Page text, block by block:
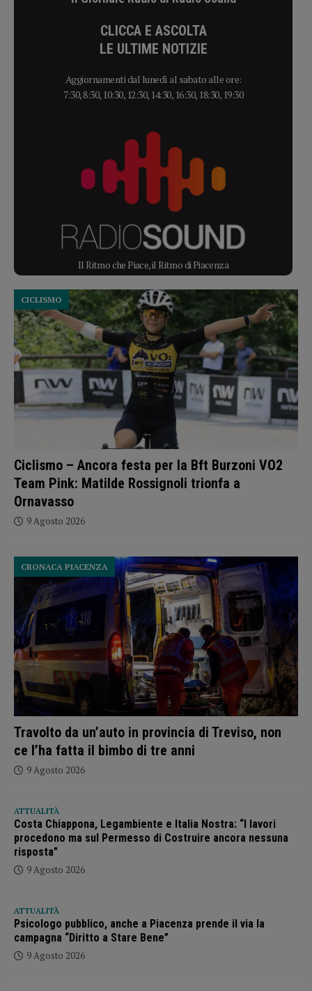
CLICCA E ASCOLTA
LE ULTIME NOTIZIE
Aggiornamenti dal lunedì al sabato alle ore:
7:30, 8:30, 10:30, 12:30, 14:30, 16:30, 18:30, 19:30
Il Ritmo che Piace, il Ritmo di Piacenza
Ciclismo – Ancora festa per la Bft Burzoni VO2
Team Pink: Matilde Rossignoli trionfa a
Ornavasso
CICLISMO
9 Agosto 2026
Travolto da un’auto in provincia di Treviso, non
ce l’ha fatta il bimbo di tre anni
CRONACA PIACENZA
9 Agosto 2026
ATTUALITÀ
Costa Chiappona, Legambiente e Italia Nostra: “I lavori
procedono ma sul Permesso di Costruire ancora nessuna
risposta”
9 Agosto 2026
ATTUALITÀ
Psicologo pubblico, anche a Piacenza prende il via la
campagna “Diritto a Stare Bene”
9 Agosto 2026